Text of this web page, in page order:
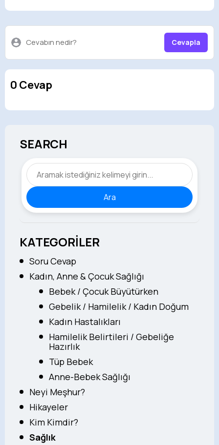
Cevabın nedir? Cevapla
0 Cevap
SEARCH
Ara
KATEGORİLER
Soru Cevap
Kadın, Anne & Çocuk Sağlığı
Bebek / Çocuk Büyütürken
Gebelik / Hamilelik / Kadın Doğum
Kadın Hastalıkları
Hamilelik Belirtileri / Gebeliğe
Hazırlık
Tüp Bebek
Anne-Bebek Sağlığı
Neyi Meşhur?
Hikayeler
Kim Kimdir?
Sağlık